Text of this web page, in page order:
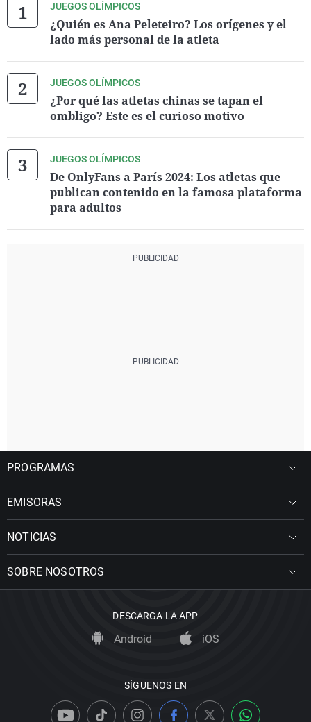
JUEGOS OLÍMPICOS
¿Quién es Ana Peleteiro? Los orígenes y el
lado más personal de la atleta
JUEGOS OLÍMPICOS
¿Por qué las atletas chinas se tapan el
ombligo? Este es el curioso motivo
JUEGOS OLÍMPICOS
De OnlyFans a París 2024: Los atletas que
publican contenido en la famosa plataforma
para adultos
PROGRAMAS
EMISORAS
NOTICIAS
SOBRE NOSOTROS
DESCARGA LA APP
Android iOS
SÍGUENOS EN